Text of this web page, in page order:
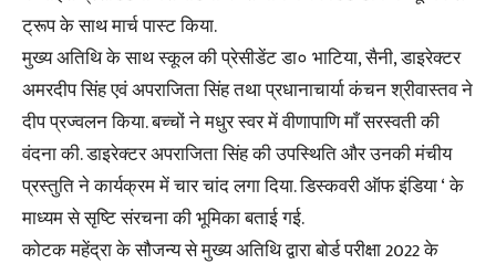
ट्रूप के साथ मार्च पास्ट किया.
मुख्य अतिथि के साथ स्कूल की प्रेसीडेंट डा० भाटिया, सैनी, डाइरेक्टर
अमरदीप सिंह एवं अपराजिता सिंह तथा प्रधानाचार्या कंचन श्रीवास्तव ने
दीप प्रज्वलन किया. बच्चों ने मधुर स्वर में वीणापाणि माँ सरस्वती की
वंदना की. डाइरेक्टर अपराजिता सिंह की उपस्थिति और उनकी मंचीय
प्रस्तुति ने कार्यक्रम में चार चांद लगा दिया. डिस्कवरी ऑफ इंडिया ‘ के
माध्यम से सृष्टि संरचना की भूमिका बताई गई.
कोटक महेंद्रा के सौजन्य से मुख्य अतिथि द्वारा बोर्ड परीक्षा 2022 के